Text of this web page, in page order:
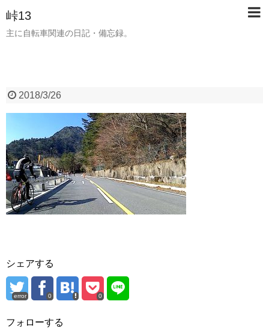
峠13
主に自転車関連の日記・備忘録。
2018/3/26
シェアする
error 0 0
フォローする